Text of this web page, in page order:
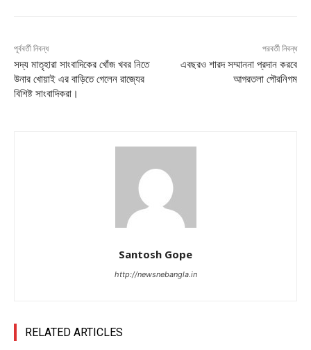
পূর্ববর্তী নিবন্ধ
সদ্য মাতৃহারা সাংবাদিকের খোঁজ খবর নিতে
উনার খোয়াই এর বাড়িতে গেলেন রাজ্যের
বিশিষ্ট সাংবাদিকরা।
পরবর্তী নিবন্ধ
এবছরও শারদ সম্মাননা প্রদান করবে
আগরতলা পৌরনিগম
Santosh Gope
http://newsnebangla.in
RELATED ARTICLES